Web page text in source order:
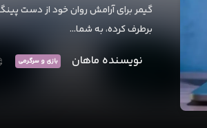
گیمر برای آرامش روان خود از دست
برطرف کرده، به شما…
نویسنده ماهان بازی و سرگرمی